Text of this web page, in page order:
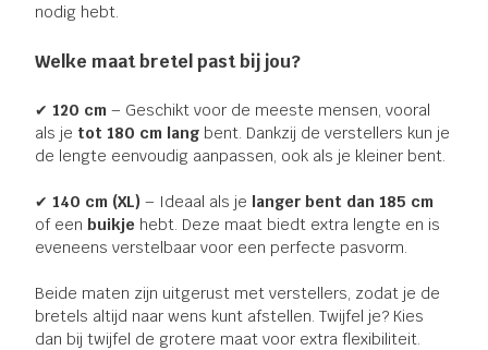
nodig hebt.
Welke maat bretel past bij jou?
✔120 cm – Geschikt voor de meeste mensen, vooral
als je tot 180 cm lang bent. Dankzij de verstellers kun je
de lengte eenvoudig aanpassen, ook als je kleiner bent.
✔140 cm (XL) – Ideaal als je langer bent dan 185 cm
of eenbuikje hebt. Deze maat biedt extra lengte en is
eveneens verstelbaar voor een perfecte pasvorm.
Beide maten zijn uitgerust met verstellers, zodat je de
bretels altijd naar wens kunt afstellen. Twijfel je? Kies
dan bij twijfel de grotere maat voor extra flexibiliteit.